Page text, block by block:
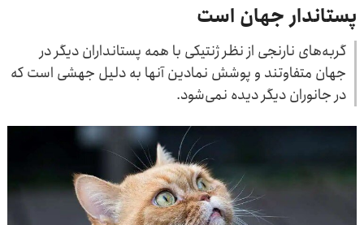
پستاندار جهان است
گربه‌های نارنجی از نظر ژنتیکی با همه پستانداران دیگر در
جهان متفاوتند و پوشش نمادین آنها به دلیل جهشی است که
در جانوران دیگر دیده نمی‌شود.